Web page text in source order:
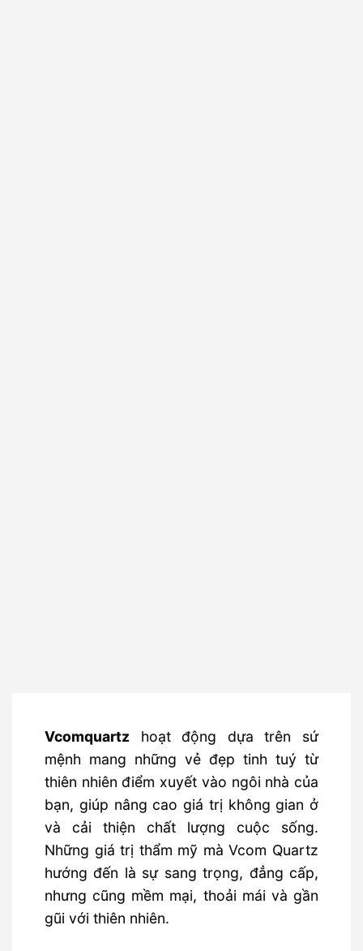
Vcomquartz hoạt động dựa trên sứ
mệnh mang những vẻ đẹp tinh tuý từ
thiên nhiên điểm xuyết vào ngôi nhà của
bạn, giúp nâng cao giá trị không gian ở
và cải thiện chất lượng cuộc sống.
Những giá trị thẩm mỹ mà Vcom Quartz
hướng đến là sự sang trọng, đẳng cấp,
nhưng cũng mềm mại, thoải mái và gần
gũi với thiên nhiên.